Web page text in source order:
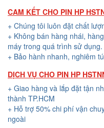
CAM KẾT CHO PIN HP
+ Chúng tôi luôn đặt chất
+ Không bán hàng nhái,
máy trong quá trình sử dụng.
+ Bảo hành nhanh, nghiêm
DỊCH VỤ CHO PIN HP
+ Giao hàng và lắp đặt tận
thành TP.HCM
+ Hỗ trợ 50% chi phí vận
ngoài